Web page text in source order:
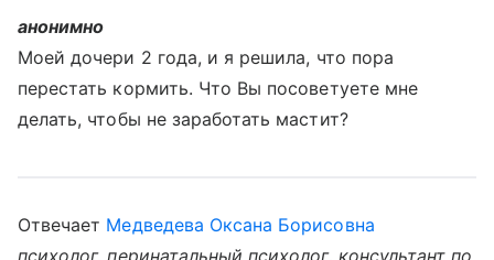
анонимно
Моей дочери 2 года, и я решила, что пора
перестать кормить. Что Вы посоветуете мне
делать, чтобы не заработать мастит?
Отвечает Медведева Оксана Борисовна
психолог, перинатальный психолог, консультант по